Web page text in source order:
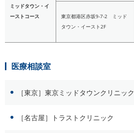
ミッドタウン・イ
ーストコース
東京都港区赤坂9-7-2 ミッド
タウン・イースト2F
医療相談室
［東京］東京ミッドタウンクリニック
［名古屋］トラストクリニック